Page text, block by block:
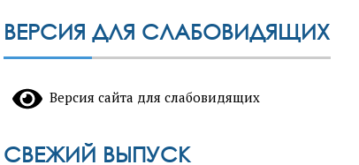
ВЕРСИЯ ДЛЯ СЛАБОВИДЯЩИХ
Версия сайта для слабовидящих
СВЕЖИЙ ВЫПУСК